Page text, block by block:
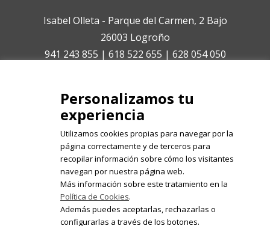
Isabel Olleta - Parque del Carmen, 2 Bajo
26003 Logroño
941 243 855 | 618 522 655 | 628 054 050
Registrate en nuestro boletín de
noticias
Personalizamos tu
experiencia
Utilizamos cookies propias para navegar por la
página correctamente y de terceros para
recopilar información sobre cómo los visitantes
navegan por nuestra página web.
Más información sobre este tratamiento en la
Política de Cookies.
Además puedes aceptarlas, rechazarlas o
configurarlas a través de los botones.